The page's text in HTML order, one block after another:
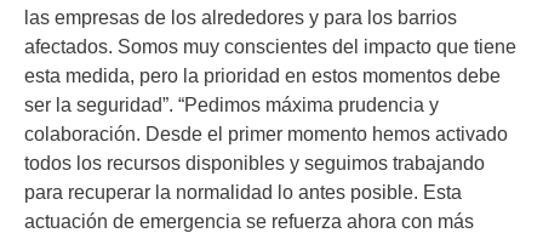
las empresas de los alrededores y para los barrios
afectados. Somos muy conscientes del impacto que tiene
esta medida, pero la prioridad en estos momentos debe
ser la seguridad”. “Pedimos máxima prudencia y
colaboración. Desde el primer momento hemos activado
todos los recursos disponibles y seguimos trabajando
para recuperar la normalidad lo antes posible. Esta
actuación de emergencia se refuerza ahora con más